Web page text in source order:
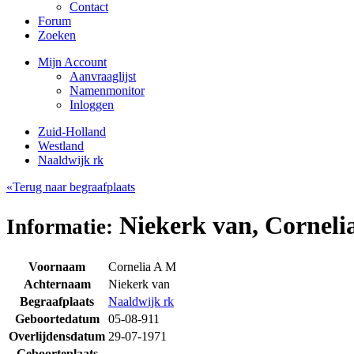
Contact
Forum
Zoeken
Mijn Account
Aanvraaglijst
Namenmonitor
Inloggen
Zuid-Holland
Westland
Naaldwijk rk
«Terug naar begraafplaats
Informatie: Niekerk van,
Voornaam
Cornelia A M
Achternaam
Niekerk van
Begraafplaats
Naaldwijk rk
Geboortedatum
05-08-911
Overlijdensdatum 29-07-1971